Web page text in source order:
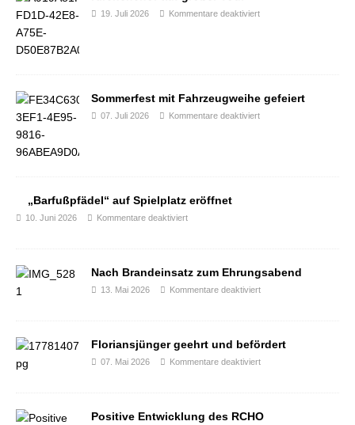
19. Juli 2026 Kommentare deaktiviert
Sommerfest mit Fahrzeugweihe gefeiert
07. Juli 2026 Kommentare deaktiviert
„Barfußpfädel“ auf Spielplatz eröffnet
10. Juni 2026 Kommentare deaktiviert
Nach Brandeinsatz zum Ehrungsabend
13. Mai 2026 Kommentare deaktiviert
Floriansjünger geehrt und befördert
07. Mai 2026 Kommentare deaktiviert
Positive Entwicklung des RCHO